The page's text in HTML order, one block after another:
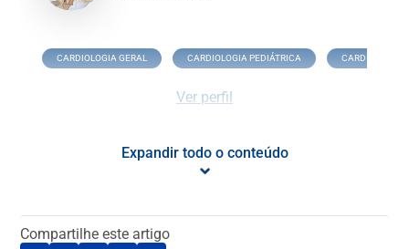
CARDIOLOGIA GERAL CARDIOLOGIA PEDIÁTRICA CARDIOPATIA
Ver perfil
O que é Cardiologia Oncológica?
A cardiologia oncológica é uma especialidade que combina
conhecimentos de cardiologia e oncologia para cuidar dos
Expandir todo o conteúdo
Compartilhe este artigo